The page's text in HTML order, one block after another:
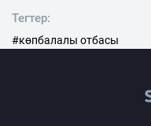
Тегтер:
#көпбалалы отбасы